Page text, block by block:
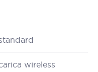
wireless